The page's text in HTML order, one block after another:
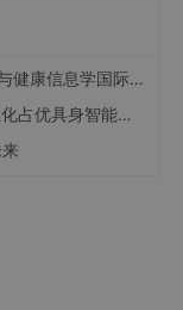
可以通过我们的能
，所以在工作繁忙
学术会议（AIHI 2026）
优具身智能领域